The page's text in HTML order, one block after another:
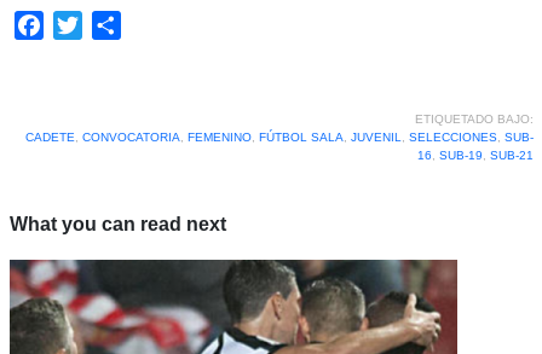
Facebook
Twitter
ETIQUETADO BAJO:
CADETE
CONVOCATORIA FEMENINO, FÚTBOL SALA JUVENIL SELECCIONES, SUB-
16
SUB-19 SUB-21
What you can read next